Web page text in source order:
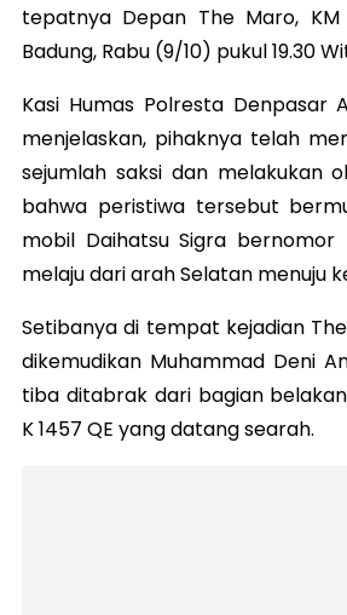
tepatnya Depan The Maro, KM
Badung, Rabu (9/10) pukul 19.30
Kasi Humas Polresta Denpasar
menjelaskan, pihaknya telah
sejumlah saksi dan melakukan
bahwa peristiwa tersebut
mobil Daihatsu Sigra bernomor
melaju dari arah Selatan menuju
Setibanya di tempat kejadian
dikemudikan Muhammad Deni
tiba ditabrak dari bagian
K 1457 QE yang datang searah.